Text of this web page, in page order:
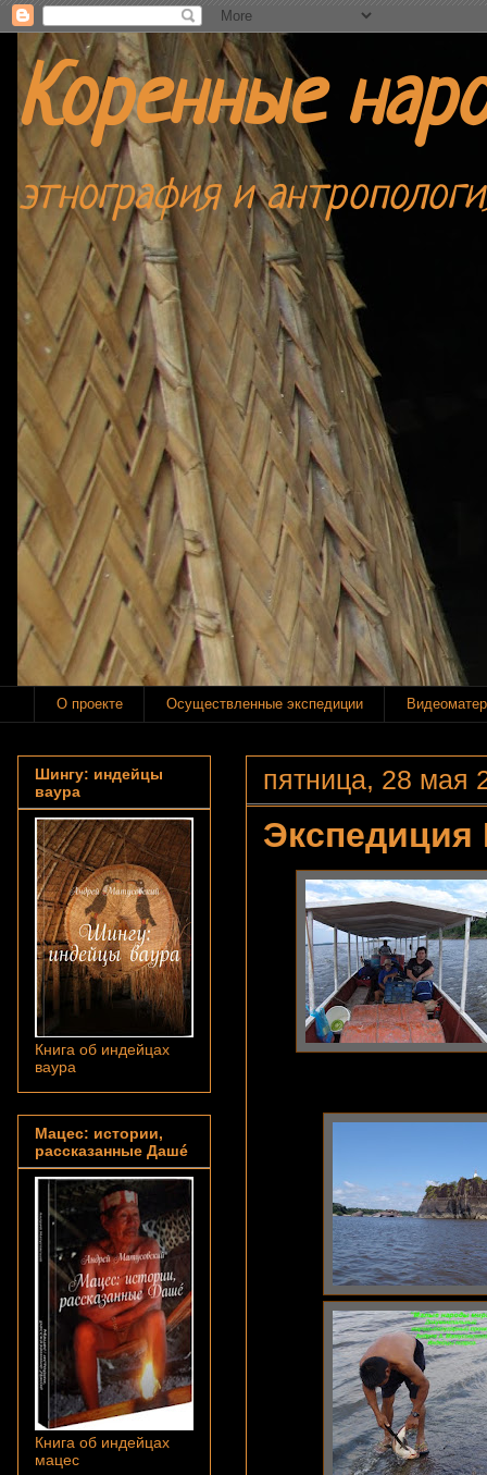
Коренные
этнография и
О проекте Осуществленные экспедиции
пятница, 28 мая
Экспедиция
Шингу: индейцы
ваура
Книга об индейцах
ваура
Мацес: истории,
рассказанные Дашé
Книга об индейцах
мацес